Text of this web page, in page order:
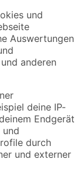
verpassen!